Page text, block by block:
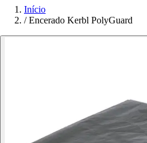
Início
/ Encerado Kerbl PolyGuard